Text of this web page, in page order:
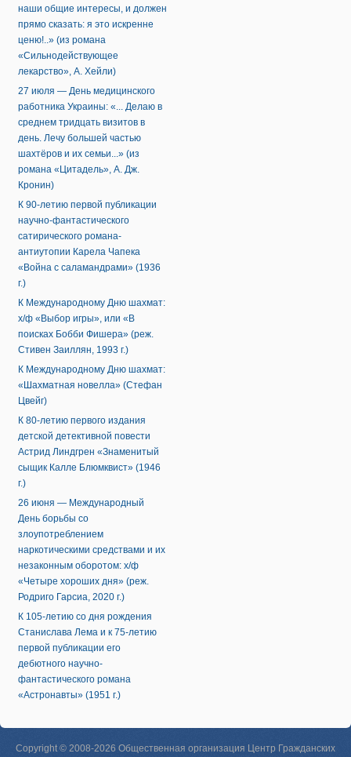
наши общие интересы, и должен
прямо сказать: я это искренне
ценю!..» (из романа
«Сильнодействующее
лекарство», А. Хейли)
27 июля — День медицинского
работника Украины: «... Делаю в
среднем тридцать визитов в
день. Лечу большей частью
шахтёров и их семьи...» (из
романа «Цитадель», А. Дж.
Кронин)
К 90-летию первой публикации
научно-фантастического
сатирического романа-
антиутопии Карела Чапека
«Война с саламандрами» (1936
г.)
К Международному Дню шахмат:
х/ф «Выбор игры», или «В
поисках Бобби Фишера» (реж.
Стивен Заиллян, 1993 г.)
К Международному Дню шахмат:
«Шахматная новелла» (Стефан
Цвейг)
К 80-летию первого издания
детской детективной повести
Астрид Линдгрен «Знаменитый
сыщик Калле Блюмквист» (1946
г.)
26 июня — Международный
День борьбы со
злоупотреблением
наркотическими средствами и их
незаконным оборотом: х/ф
«Четыре хороших дня» (реж.
Родриго Гарсиа, 2020 г.)
К 105-летию со дня рождения
Станислава Лема и к 75-летию
первой публикации его
дебютного научно-
фантастического романа
«Астронавты» (1951 г.)
Copyright © 2008-2026 Общественная организация Центр Гражданских